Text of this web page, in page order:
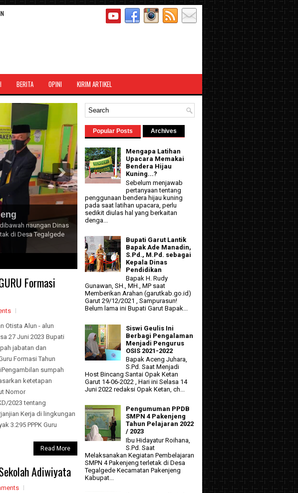
BERITA OPINI KIRIM ARTIKEL
naungan Dinas
di Desa Tegalgede
Formasi
Otista Alun - alun
27 Juni 2023 Bupati
jabatan dan
Formasi Tahun
sumpah
ketetapan
Nomor
2023 tentang
Kerja di lingkungan
3.295 PPPK Guru
Read More
Adiwiyata
Popular Posts Archives
Mengapa Latihan
Upacara Memakai
Bendera Hijau
Kuning...?
Sebelum menjawab
pertanyaan tentang
penggunaan bendera hijau kuning
pada saat latihan upacara, perlu
sedikit diulas hal yang berkaitan
denga...
Bupati Garut Lantik
Bapak Ade Manadin,
S.Pd., M.Pd. sebagai
Kepala Dinas
Pendidikan
Bapak H. Rudy
Gunawan, SH., MH., MP saat
Memberikan Arahan (garutkab.go.id)
Garut 29/12/2021 , Sampurasun!
Belum lama ini Bupati Garut Bapak...
Siswi Geulis Ini
Berbagi Pengalaman
Menjadi Pengurus
OSIS 2021-2022
Bapak Aceng Juhara,
S.Pd. Saat Menjadi
Host Bincang Santai Opak Ketan
Garut 14-06-2022 , Hari ini Selasa 14
Juni 2022 redaksi Opak Ketan, ch...
Pengumuman PPDB
SMPN 4 Pakenjeng
Tahun Pelajaran 2022
/ 2023
Ibu Hidayatur Roihana,
S.Pd. Saat
Melaksanakan Kegiatan Pembelajaran
SMPN 4 Pakenjeng terletak di Desa
Tegalgede Kecamatan Pakenjeng
Kabupat...